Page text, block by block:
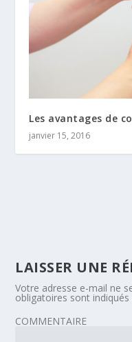
Les avantages de
janvier 15, 2016
LAISSER UNE
Votre adresse e-mail ne
obligatoires sont
COMMENTAIRE